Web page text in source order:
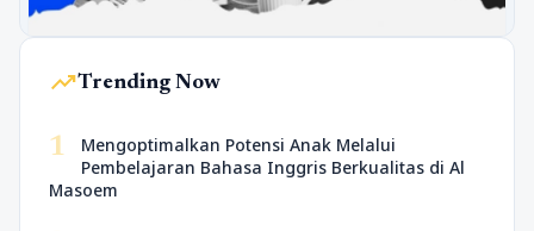
trending_upTrending Now
1
Mengoptimalkan Potensi Anak Melalui
Pembelajaran Bahasa Inggris Berkualitas di Al
Masoem